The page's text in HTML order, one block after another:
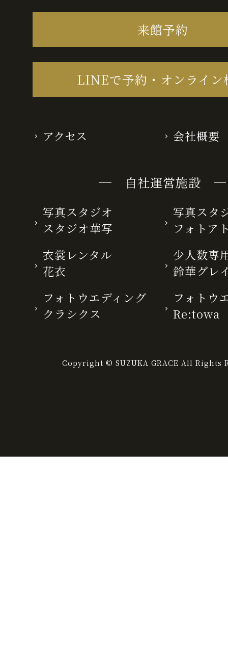
来館予約
LINEで予約・オンライン
アクセス 会社概要
─ 自社運営施設 ─
写真スタジオ
スタジオ華写
写真スタ
フォトア
衣裳レンタル
花衣
少人数専
鈴華グレ
フォトウエディング
クラシクス
フォトウ
Re:towa
Copyright © SUZUKA GRACE All Rights